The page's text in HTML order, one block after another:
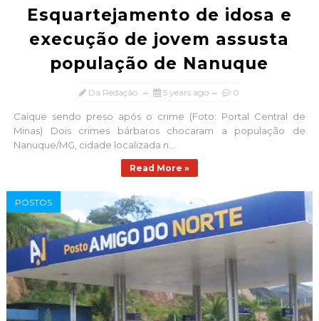
Esquartejamento de idosa e
execução de jovem assusta
população de Nanuque
Da Redação 5 years ago 0
Caíque sendo preso após o crime (Foto: Portal Central de
Minas) Dois crimes bárbaros chocaram a população de
Nanuque/MG, cidade localizada n...
Read More »
POSTOS